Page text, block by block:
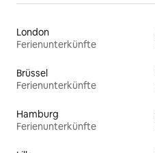
London
Ferienunterkünfte
Brüssel
Ferienunterkünfte
Hamburg
Ferienunterkünfte